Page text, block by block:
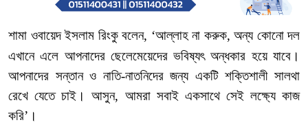
শামা ওবায়েদ ইসলাম রিংকু বলেন, ‘আল্লাহ না করুক, অন্য কোনো দল
এখানে এলে আপনাদের ছেলেমেয়েদের ভবিষ্যৎ অন্ধকার হয়ে যাবে।
আপনাদের সন্তান ও নাতি-নাতনিদের জন্য একটি শক্তিশালী সালথা
রেখে যেতে চাই। আসুন, আমরা সবাই একসাথে সেই লক্ষ্যে কাজ
করি’।